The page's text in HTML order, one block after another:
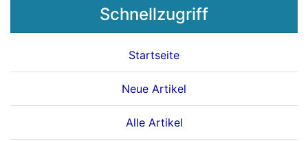
Schnellzugriff
Startseite
Neue Artikel
Alle Artikel